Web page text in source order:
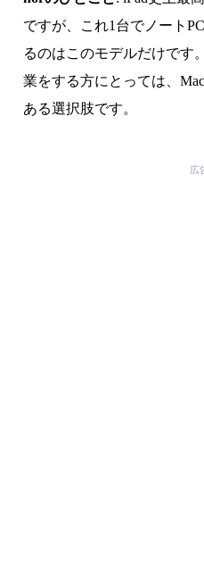
ですが、これ1台でノート
るのはこのモデルだけです
業をする方にとっては、
ある選択肢です。
広